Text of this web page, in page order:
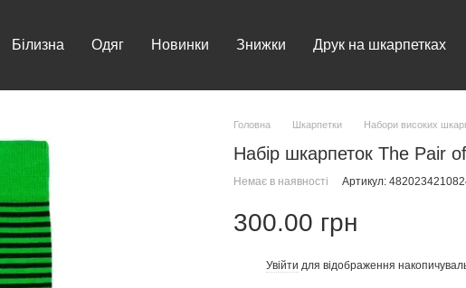
Білизна Одяг Новинки Знижки Друк на шкарпетках
Головна Шкарпетки Набори високих
Набір шкарпеток The Pair
Немає в наявності Артикул:
300.00 грн
Увійти для відображення